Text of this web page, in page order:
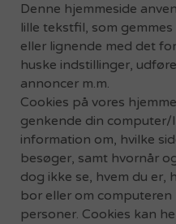
Denne hjemmeside
lille tekstfil, som
eller lignende med det
huske indstillinger,
annoncer m.m.
Cookies på vores
genkende din computer/
information om, hvilke
besøger, samt hvornår
dog ikke se, hvem du er,
bor eller om
personer. Cookies kan